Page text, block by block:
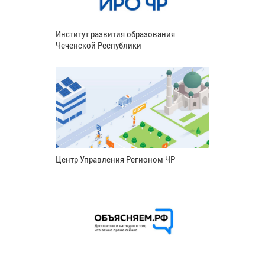
Институт развития образования
Чеченской Республики
Центр Управления Регионом ЧР